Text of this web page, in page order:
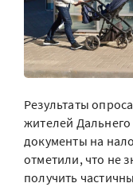
Результаты
жителей
документы на
отметили, что не
получить